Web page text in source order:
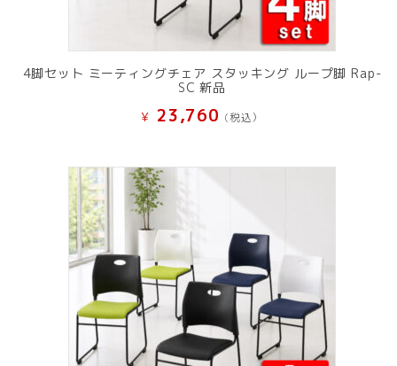
4脚セット ミーティングチェア スタッキング ループ脚 Rap-
SC 新品
¥ 23,760 (税込）